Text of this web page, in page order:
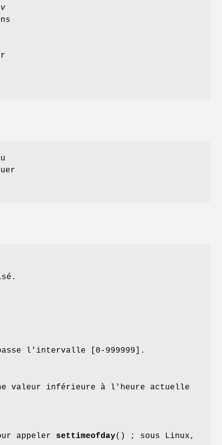
l'intervalle [0-999999].
valeur inférieure à l'heure actuelle
appeler settimeofday() ; sous Linux,